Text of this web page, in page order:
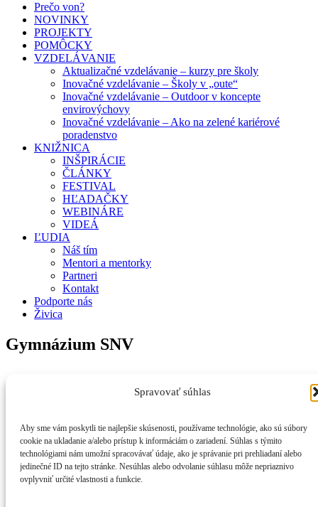
Spravovať súhlas
Aby sme vám poskytli tie najlepšie skúsenosti, používame technológie, ako sú súbory
cookie na ukladanie a/alebo prístup k informáciám o zariadení. Súhlas s týmito
technológiami nám umožní spracovávať údaje, ako je správanie pri prehliadaní alebo
jedinečné ID na tejto stránke. Nesúhlas alebo odvolanie súhlasu môže nepriaznivo
ovplyvniť určité vlastnosti a funkcie.
Prečo von?
NOVINKY
PROJEKTY
POMÔCKY
VZDELÁVANIE
Aktualizačné vzdelávanie – kurzy pre školy
Inovačné vzdelávanie – Školy v „oute“
Inovačné vzdelávanie – Outdoor v koncepte
envirovýchovy
Inovačné vzdelávanie – Ako na zelené kariérové
poradenstvo
KNIŽNICA
INŠPIRÁCIE
ČLÁNKY
FESTIVAL
HĽADAČKY
WEBINÁRE
VIDEÁ
ĽUDIA
Náš tím
Mentori a mentorky
Partneri
Kontakt
Podporte nás
Živica
Gymnázium SNV
Zásady používania súborov cookies
Zásady ochrany osobných údajov